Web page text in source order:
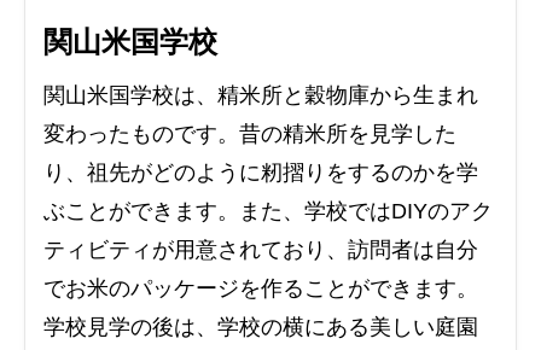
関山米国学校
関山米国学校は、精米所と穀物庫から生まれ
変わったものです。昔の精米所を見学した
り、祖先がどのように籾摺りをするのかを学
ぶことができます。また、学校ではDIYのアク
ティビティが用意されており、訪問者は自分
でお米のパッケージを作ることができます。
学校見学の後は、学校の横にある美しい庭園